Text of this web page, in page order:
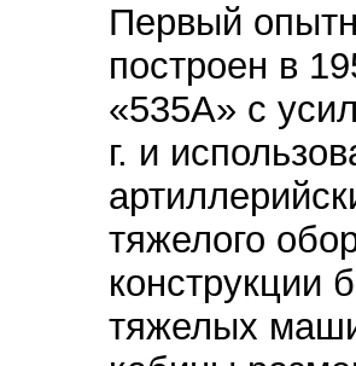
Первый
построен в
«535А» с
г. и
тяжелого
конструкции
тяжелых